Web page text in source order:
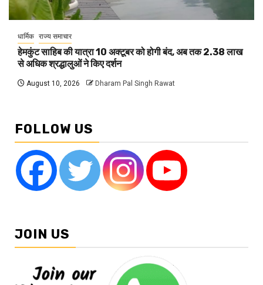
धार्मिक राज्य समाचार
हेमकुंट साहिब की यात्रा 10 अक्टूबर को होगी बंद, अब तक 2.38 लाख
से अधिक श्रद्धालुओं ने किए दर्शन
August 10, 2026 Dharam Pal Singh Rawat
FOLLOW US
JOIN US